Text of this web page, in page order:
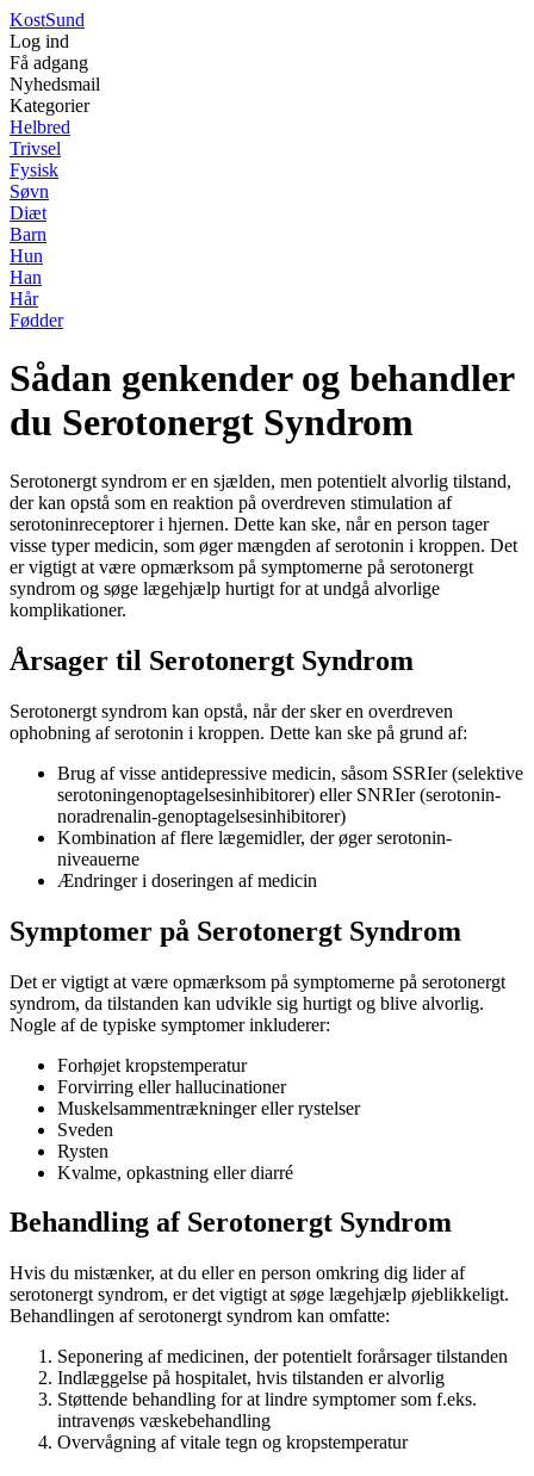
KostSund
Log ind
Få adgang
Nyhedsmail
Kategorier
Helbred
Trivsel
Fysisk
Søvn
Diæt
Barn
Hun
Han
Hår
Fødder
Sådan genkender og behandler
du Serotonergt Syndrom
Serotonergt syndrom er en sjælden, men potentielt alvorlig tilstand,
der kan opstå som en reaktion på overdreven stimulation af
serotoninreceptorer i hjernen. Dette kan ske, når en person tager
visse typer medicin, som øger mængden af serotonin i kroppen. Det
er vigtigt at være opmærksom på symptomerne på serotonergt
syndrom og søge lægehjælp hurtigt for at undgå alvorlige
komplikationer.
Årsager til Serotonergt Syndrom
Serotonergt syndrom kan opstå, når der sker en overdreven
ophobning af serotonin i kroppen. Dette kan ske på grund af:
Brug af visse antidepressive medicin, såsom SSRIer (selektive
serotoningenoptagelsesinhibitorer) eller SNRIer (serotonin-
noradrenalin-genoptagelsesinhibitorer)
Kombination af flere lægemidler, der øger serotonin-
niveauerne
Ændringer i doseringen af medicin
Symptomer på Serotonergt Syndrom
Det er vigtigt at være opmærksom på symptomerne på serotonergt
syndrom, da tilstanden kan udvikle sig hurtigt og blive alvorlig.
Nogle af de typiske symptomer inkluderer:
Forhøjet kropstemperatur
Forvirring eller hallucinationer
Muskelsammentrækninger eller rystelser
Sveden
Rysten
Kvalme, opkastning eller diarré
Behandling af Serotonergt Syndrom
Hvis du mistænker, at du eller en person omkring dig lider af
serotonergt syndrom, er det vigtigt at søge lægehjælp øjeblikkeligt.
Behandlingen af serotonergt syndrom kan omfatte:
Seponering af medicinen, der potentielt forårsager tilstanden
Indlæggelse på hospitalet, hvis tilstanden er alvorlig
Støttende behandling for at lindre symptomer som f.eks.
intravenøs væskebehandling
Overvågning af vitale tegn og kropstemperatur